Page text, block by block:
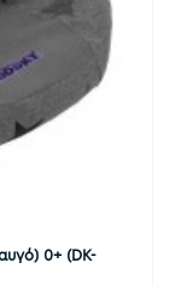
0+ (DK-